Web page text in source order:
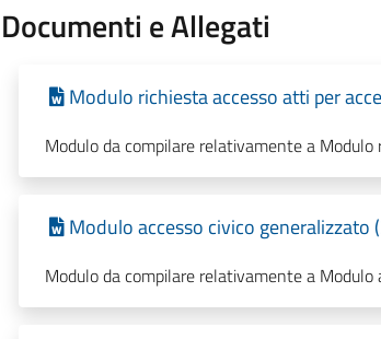
Documenti e Allegati
Modulo richiesta accesso atti per
Modulo da compilare relativamente a
Modulo accesso civico
Modulo da compilare relativamente a Modulo